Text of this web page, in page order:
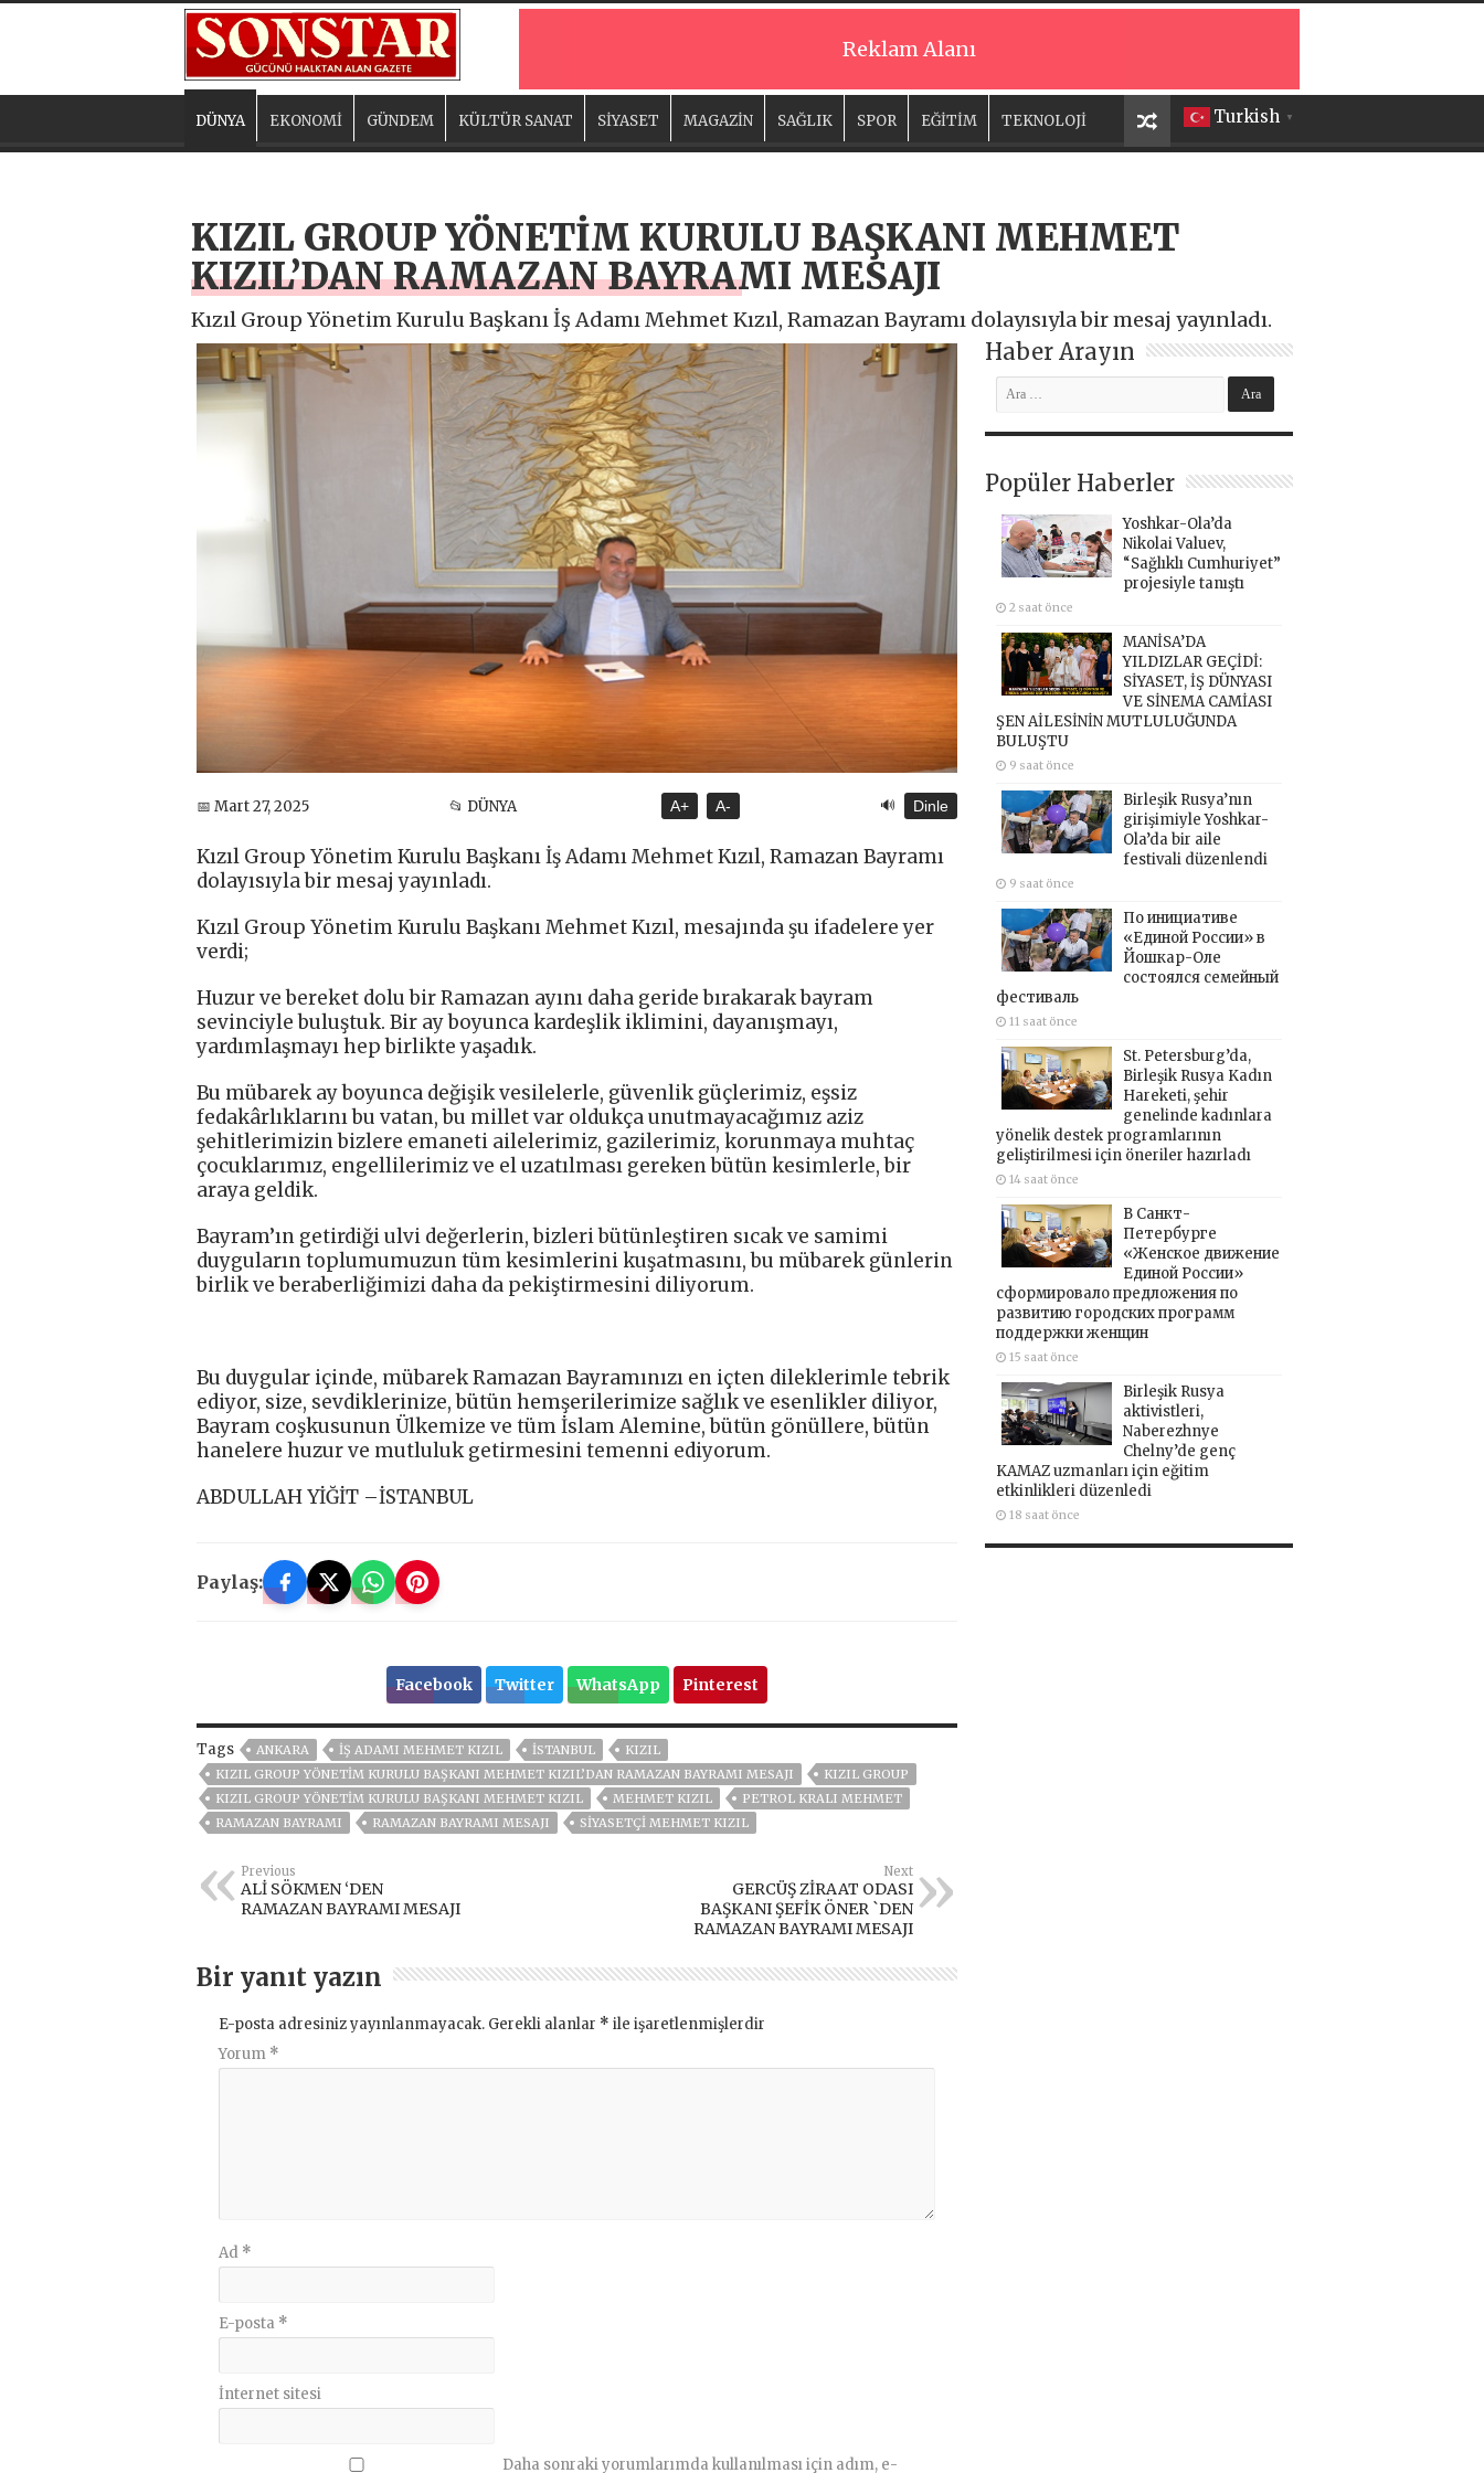
Reklam Alanı
Turkish ▼
DÜNYA EKONOMİ GÜNDEM KÜLTÜR SANAT SİYASET MAGAZİN SAĞLIK SPOR EĞİTİM TEKNOLOJİ
KIZIL GROUP YÖNETİM KURULU BAŞKANI MEHMET
KIZIL’DAN RAMAZAN BAYRAMI MESAJI
Kızıl Group Yönetim Kurulu Başkanı İş Adamı Mehmet Kızıl, Ramazan Bayramı dolayısıyla bir mesaj yayınladı.
📅 Mart 27, 2025 📂 DÜNYA A+ A- 🔊 Dinle
Kızıl Group Yönetim Kurulu Başkanı İş Adamı Mehmet Kızıl, Ramazan Bayramı
dolayısıyla bir mesaj yayınladı.
Kızıl Group Yönetim Kurulu Başkanı Mehmet Kızıl, mesajında şu ifadelere yer
verdi;
Huzur ve bereket dolu bir Ramazan ayını daha geride bırakarak bayram
sevinciyle buluştuk. Bir ay boyunca kardeşlik iklimini, dayanışmayı,
yardımlaşmayı hep birlikte yaşadık.
Bu mübarek ay boyunca değişik vesilelerle, güvenlik güçlerimiz, eşsiz
fedakârlıklarını bu vatan, bu millet var oldukça unutmayacağımız aziz
şehitlerimizin bizlere emaneti ailelerimiz, gazilerimiz, korunmaya muhtaç
çocuklarımız, engellilerimiz ve el uzatılması gereken bütün kesimlerle, bir
araya geldik.
Bayram’ın getirdiği ulvi değerlerin, bizleri bütünleştiren sıcak ve samimi
duyguların toplumumuzun tüm kesimlerini kuşatmasını, bu mübarek günlerin
birlik ve beraberliğimizi daha da pekiştirmesini diliyorum.
Bu duygular içinde, mübarek Ramazan Bayramınızı en içten dileklerimle tebrik
ediyor, size, sevdiklerinize, bütün hemşerilerimize sağlık ve esenlikler diliyor,
Bayram coşkusunun Ülkemize ve tüm İslam Alemine, bütün gönüllere, bütün
hanelere huzur ve mutluluk getirmesini temenni ediyorum.
ABDULLAH YİĞİT –İSTANBUL
Paylaş:
Facebook Twitter WhatsApp Pinterest
Tags ANKARA İŞ ADAMI MEHMET KIZIL ISTANBUL
KIZIL
KIZIL GROUP YÖNETİM KURULU BAŞKANI MEHMET KIZIL’DAN RAMAZAN BAYRAMI MESAJI
KIZIL GROUP
KIZIL GROUP YÖNETIM KURULU BAŞKANI MEHMET KIZIL
MEHMET KIZIL
PETROL KRALI MEHMET
RAMAZAN BAYRAMI
RAMAZAN BAYRAMI MESAJI SIYASETÇI MEHMET KIZIL
Previous
ALİ SÖKMEN ‘DEN
RAMAZAN BAYRAMI MESAJI
Next
GERCÜŞ ZİRAAT ODASI
BAŞKANI ŞEFİK ÖNER `DEN
RAMAZAN BAYRAMI MESAJI
Bir yanıt yazın
E-posta adresiniz yayınlanmayacak. Gerekli alanlar * ile işaretlenmişlerdir
Yorum *
Ad *
E-posta *
İnternet sitesi
Daha sonraki yorumlarımda kullanılması için adım, e-
Haber Arayın
Popüler Haberler
Yoshkar-Ola’da
Nikolai Valuev,
“Sağlıklı Cumhuriyet”
projesiyle tanıştı
2 saat önce
MANİSA’DA
YILDIZLAR GEÇİDİ:
SİYASET, İŞ DÜNYASI
VE SİNEMA CAMİASI
ŞEN AİLESİNİN MUTLULUĞUNDA
BULUŞTU
9 saat önce
Birleşik Rusya’nın
girişimiyle Yoshkar-
Ola’da bir aile
festivali düzenlendi
9 saat önce
По инициативе
«Единой России» в
Йошкар-Оле
состоялся семейный
фестиваль
11 saat önce
St. Petersburg’da,
Birleşik Rusya Kadın
Hareketi, şehir
genelinde kadınlara
yönelik destek programlarının
geliştirilmesi için öneriler hazırladı
14 saat önce
В Санкт-
Петербурге
«Женское движение
Единой России»
сформировало предложения по
развитию городских программ
поддержки женщин
15 saat önce
Birleşik Rusya
aktivistleri,
Naberezhnye
Chelny’de genç
KAMAZ uzmanları için eğitim
etkinlikleri düzenledi
18 saat önce